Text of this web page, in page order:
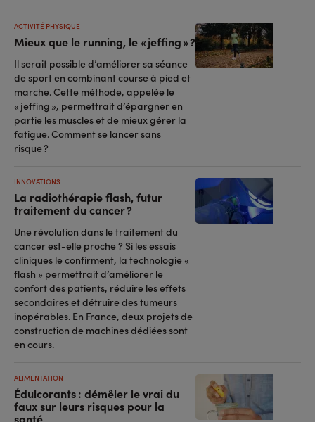
Mieux que le running, le « jeffing » ?
ACTIVITÉ PHYSIQUE
Il serait possible d’améliorer sa séance
de sport en combinant course à pied et
marche. Cette méthode, appelée le
« jeffing », permettrait d’épargner en
partie les muscles et de mieux gérer la
fatigue. Comment se lancer sans
risque ?
La radiothérapie flash, futur
traitement du cancer ?
INNOVATIONS
Une révolution dans le traitement du
cancer est-elle proche ? Si les essais
cliniques le confirment, la technologie «
flash » permettrait d’améliorer le
confort des patients, réduire les effets
secondaires et détruire des tumeurs
inopérables. En France, deux projets de
construction de machines dédiées sont
en cours.
Édulcorants : démêler le vrai du
faux sur leurs risques pour la
santé
ALIMENTATION